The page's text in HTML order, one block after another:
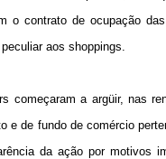
o contrato de ocupação
aos shoppings.
começaram a argüir, nas
e de fundo de comércio
da ação por motivos